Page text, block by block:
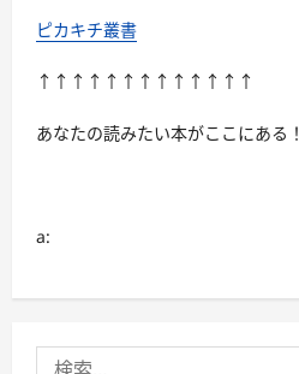
む
ピカキチ叢書
↑↑↑↑↑↑↑↑↑↑↑↑↑
あなたの読みたい本がここにある！
a: